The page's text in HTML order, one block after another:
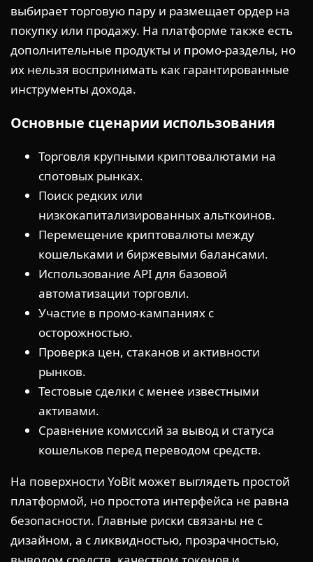
выбирает торговую пару и размещает ордер на
покупку или продажу. На платформе также есть
дополнительные продукты и промо-разделы, но
их нельзя воспринимать как гарантированные
инструменты дохода.
Основные сценарии использования
Торговля крупными криптовалютами на
спотовых рынках.
Поиск редких или
низкокапитализированных альткоинов.
Перемещение криптовалюты между
кошельками и биржевыми балансами.
Использование API для базовой
автоматизации торговли.
Участие в промо-кампаниях с
осторожностью.
Проверка цен, стаканов и активности
рынков.
Тестовые сделки с менее известными
активами.
Сравнение комиссий за вывод и статуса
кошельков перед переводом средств.
На поверхности YoBit может выглядеть простой
платформой, но простота интерфейса не равна
безопасности. Главные риски связаны не с
дизайном, а с ликвидностью, прозрачностью,